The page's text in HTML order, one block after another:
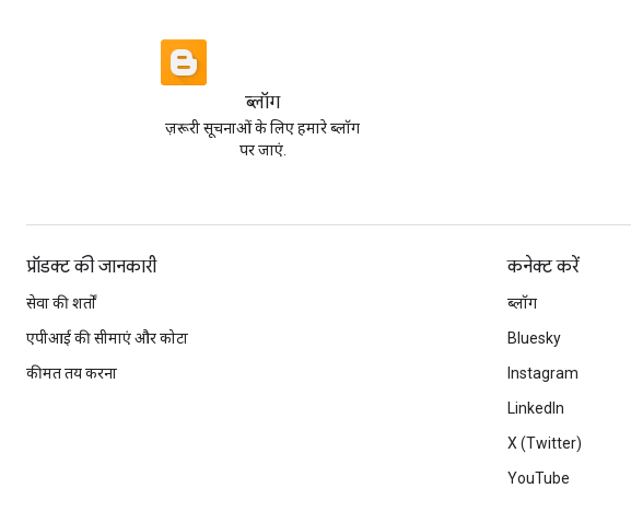
ब्लॉग
ज़रूरी सूचनाओं के लिए हमारे ब्लॉग
पर जाएं.
प्रॉडक्ट की जानकारी
सेवा की शर्तों
एपीआई की सीमाएं और कोटा
कीमत तय करना
कनेक्ट करें
ब्लॉग
Bluesky
Instagram
LinkedIn
X (Twitter)
YouTube